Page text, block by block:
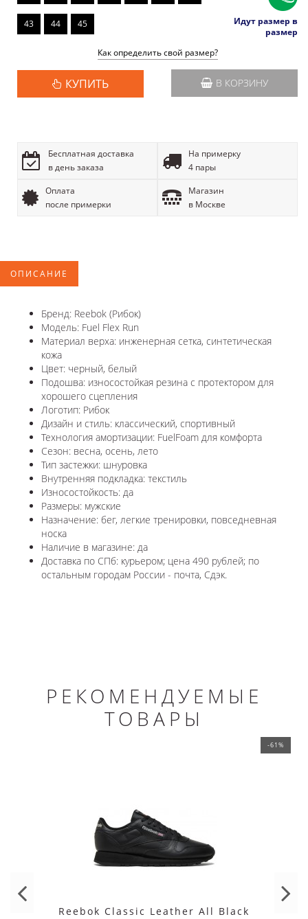
43 44 45
Идут размер в
размер
Как определить свой размер?
КУПИТЬ В КОРЗИНУ
Бесплатная доставка
в день заказа
На примерку
4 пары
Оплата
после примерки
Магазин
в Москве
ОПИСАНИЕ
Бренд: Reebok (Рибок)
Модель: Fuel Flex Run
Материал верха: инженерная сетка, синтетическая
кожа
Цвет: черный, белый
Подошва: износостойкая резина с протектором для
хорошего сцепления
Логотип: Рибок
Дизайн и стиль: классический, спортивный
Технология амортизации: FuelFoam для комфорта
Сезон: весна, осень, лето
Тип застежки: шнуровка
Внутренняя подкладка: текстиль
Износостойкость: да
Размеры: мужские
Назначение: бег, легкие тренировки, повседневная
носка
Наличие в магазине: да
Доставка по СПб: курьером; цена 490 рублей; по
остальным городам России - почта, Сдэк.
РЕКОМЕНДУЕМЫЕ
ТОВАРЫ
-61%
Reebok Classic Leather All Black